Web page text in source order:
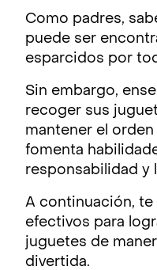
Como padres,
puede ser
esparcidos por
Sin embargo,
recoger sus
mantener el
fomenta
responsabilidad y
A continuación,
efectivos para
juguetes de
divertida.